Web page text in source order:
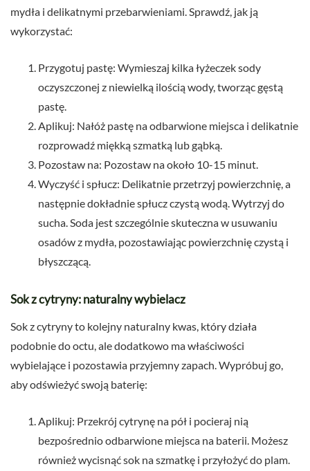
mydła i delikatnymi przebarwieniami. Sprawdź, jak ją
wykorzystać:
Przygotuj pastę: Wymieszaj kilka łyżeczek sody
oczyszczonej z niewielką ilością wody, tworząc gęstą
pastę.
Aplikuj: Nałóż pastę na odbarwione miejsca i delikatnie
rozprowadź miękką szmatką lub gąbką.
Pozostaw na: Pozostaw na około 10-15 minut.
Wyczyść i spłucz: Delikatnie przetrzyj powierzchnię, a
następnie dokładnie spłucz czystą wodą. Wytrzyj do
sucha. Soda jest szczególnie skuteczna w usuwaniu
osadów z mydła, pozostawiając powierzchnię czystą i
błyszczącą.
Sok z cytryny: naturalny wybielacz
Sok z cytryny to kolejny naturalny kwas, który działa
podobnie do octu, ale dodatkowo ma właściwości
wybielające i pozostawia przyjemny zapach. Wypróbuj go,
aby odświeżyć swoją baterię:
Aplikuj: Przekrój cytrynę na pół i pocieraj nią
bezpośrednio odbarwione miejsca na baterii. Możesz
również wycisnąć sok na szmatkę i przyłożyć do plam.